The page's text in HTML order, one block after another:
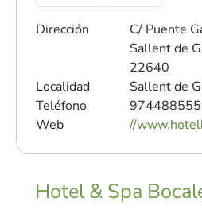
Dirección
C/ Puente
Sallent de
22640
Localidad
Sallent de
Teléfono
974488555
Web
//
Hotel & Spa